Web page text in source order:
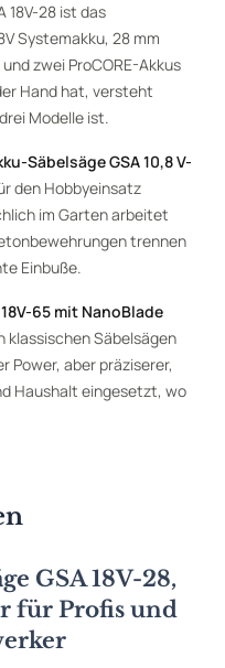
18V-28 ist das
Systemakku, 28 mm
zwei ProCORE-Akkus
Hand hat, versteht
Modelle ist.
Säbelsäge GSA 10,8 V-
den Hobbyeinsatz
im Garten arbeitet
trennen
Einbuße.
65 mit NanoBlade
klassischen Säbelsägen
Power, aber präziserer,
Haushalt eingesetzt, wo
GSA 18V-28,
für Profis und